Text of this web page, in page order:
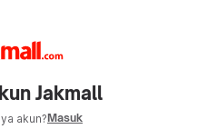
Jakmall
akun?Masuk